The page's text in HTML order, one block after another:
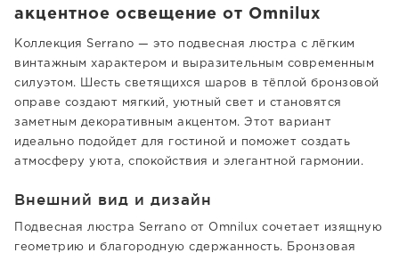
акцентное освещение от Omnilux
Коллекция Serrano — это подвесная люстра с лёгким
винтажным характером и выразительным современным
силуэтом. Шесть светящихся шаров в тёплой бронзовой
оправе создают мягкий, уютный свет и становятся
заметным декоративным акцентом. Этот вариант
идеально подойдет для гостиной и поможет создать
атмосферу уюта, спокойствия и элегантной гармонии.
Внешний вид и дизайн
Подвесная люстра Serrano от Omnilux сочетает изящную
геометрию и благородную сдержанность. Бронзовая